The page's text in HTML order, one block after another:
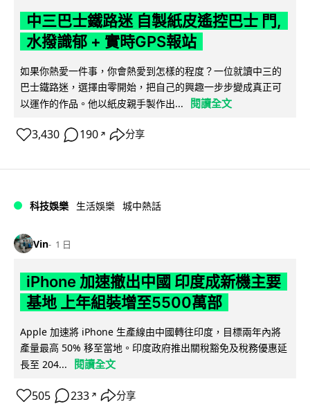
中三巴士鐵路迷 自製紙皮遙控巴士 門,
水撥識郁 + 實時GPS報站
如果你熱愛一件事，你會熱愛到怎樣的程度？一位就讀中三的
巴士鐵路迷，選擇由零開始，把自己的興趣一步步變成真正可
以運作的作品。他以紙皮親手製作出...
閱讀全文
3,430 190 ↗ 分享
科技娛樂 生活娛樂 城中熱話
Vin 1 日
iPhone 加速撤出中國 印度成新機主要
基地 上年組裝增至5500萬部
Apple 加速將 iPhone 生產線由中國轉往印度，目標兩年內將
產量最高 50% 移至當地。印度政府推出關稅豁免及稅務優惠延
長至 204...
閱讀全文
505 233 ↗ 分享